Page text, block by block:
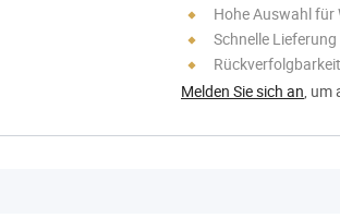
Hohe Auswahl
Schnelle Lieferung
Melden Sie sich an, um